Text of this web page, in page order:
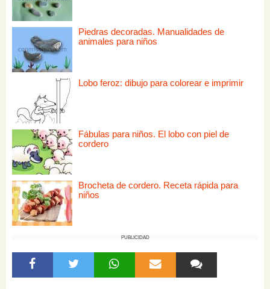
Piedras decoradas. Manualidades de
animales para niños
Lobo feroz: dibujo para colorear e imprimir
Fábulas para niños. El lobo con piel de
cordero
Brocheta de cordero. Receta rápida para
niños
PUBLICIDAD